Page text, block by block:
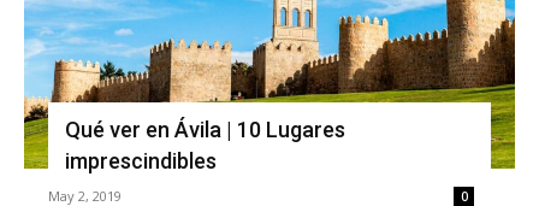
Qué ver en Ávila | 10 Lugares
imprescindibles
May 2, 2019 0